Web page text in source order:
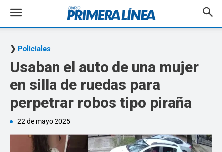
Policiales
Usaban el auto de una mujer
en silla de ruedas para
perpetrar robos tipo piraña
22 de mayo 2025